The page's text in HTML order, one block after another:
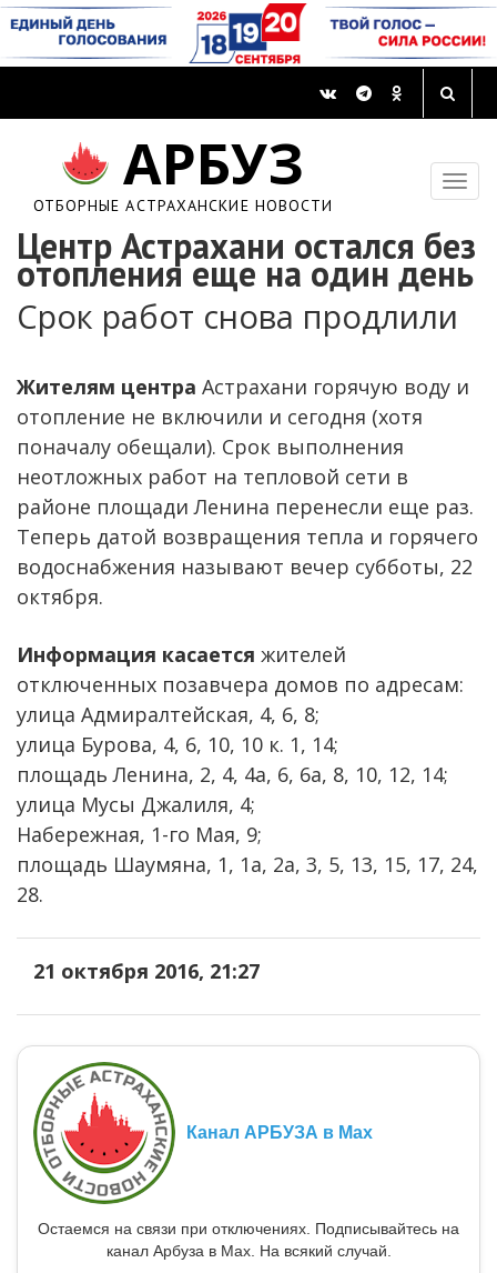
АРБУЗ
ОТБОРНЫЕ АСТРАХАНСКИЕ НОВОСТИ
Центр Астрахани остался без
отопления еще на один день
Срок работ снова продлили
Жителям центра Астрахани горячую воду и
отопление не включили и сегодня (хотя
поначалу обещали). Срок выполнения
неотложных работ на тепловой сети в
районе площади Ленина перенесли еще раз.
Теперь датой возвращения тепла и горячего
водоснабжения называют вечер субботы, 22
октября.
Информация касается жителей
отключенных позавчера домов по адресам:
улица Адмиралтейская, 4, 6, 8;
улица Бурова, 4, 6, 10, 10 к. 1, 14;
площадь Ленина, 2, 4, 4а, 6, 6а, 8, 10, 12, 14;
улица Мусы Джалиля, 4;
Набережная, 1-го Мая, 9;
площадь Шаумяна, 1, 1а, 2а, 3, 5, 13, 15, 17, 24,
28.
21 октября 2016, 21:27
Канал АРБУЗА в Max
Остаемся на связи при отключениях. Подписывайтесь на
канал Арбуза в Max. На всякий случай.